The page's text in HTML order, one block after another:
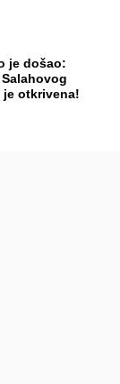
je došao:
je otkrivena!